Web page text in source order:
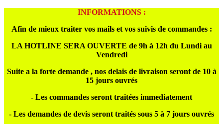
INFORMATIONS :
Afin de mieux traiter vos mails et vos suivis de commandes :
LA HOTLINE SERA OUVERTE de 9h à 12h du Lundi au
Vendredi
Suite a la forte demande , nos delais de livraison seront de 10 à
15 jours ouvrés
- Les commandes seront traitées immediatement
- Les demandes de devis seront traités sous 5 à 7 jours ouvrés